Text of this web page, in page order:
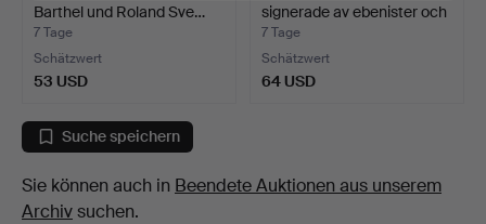
Barthel und Roland Sve…
7 Tage
Schätzwert
53 USD
signerade av ebenister och
sc…
7 Tage
Schätzwert
64 USD
Suche speichern
Sie können auch in Beendete Auktionen aus unserem
Archivsuchen.